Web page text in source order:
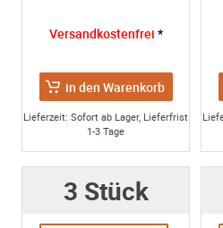
e-mail*:
*
Ich stimme zu, dass
Kontaktformular zur
und verarbeitet werden.
abgeschlossener
können Ihre Einwilligung
widerrufen. Detaillierte
Versandkostenfrei *
in den Warenkorb
Lieferzeit: Sofort ab Lager, Lieferfrist
1-3 Tage
3 Stück